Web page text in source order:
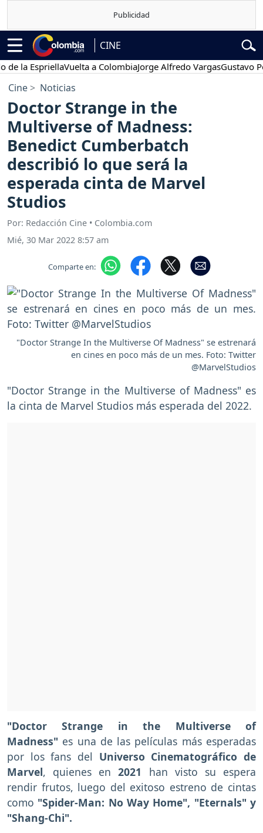
CINE
Vuelta a ColombiaJorge Alfredo VargasGustavo Petro
Cine Noticias
Doctor Strange in the
Multiverse of Madness:
Benedict Cumberbatch
describió lo que será la
esperada cinta de Marvel
Studios
Por: Redacción Cine • Colombia.com
Mié, 30 Mar 2022 8:57 am
Comparte en:
"Doctor Strange In the Multiverse Of Madness" se estrenará
en cines en poco más de un mes. Foto: Twitter
@MarvelStudios
"Doctor Strange in the Multiverse of Madness" es
la cinta de Marvel Studios más esperada del 2022.
"Doctor Strange in the Multiverse of
Madness" es una de las películas más esperadas
por los fans del Universo Cinematográfico de
Marvel, quienes en2021 han visto su espera
rendir frutos, luego del exitoso estreno de cintas
como "Spider-Man: No Way Home", "Eternals" y
"Shang-Chi".